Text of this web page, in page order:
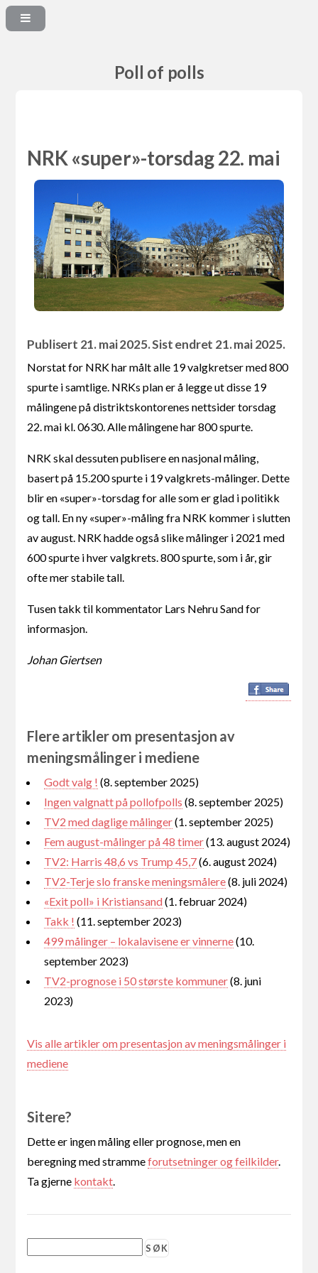
Poll of polls
NRK «super»-torsdag 22. mai
Publisert 21. mai 2025. Sist endret 21. mai 2025.
Norstat for NRK har målt alle 19 valgkretser med 800
spurte i samtlige. NRKs plan er å legge ut disse 19
målingene på distriktskontorenes nettsider torsdag
22. mai kl. 0630. Alle målingene har 800 spurte.
NRK skal dessuten publisere en nasjonal måling,
basert på 15.200 spurte i 19 valgkrets-målinger. Dette
blir en «super»-torsdag for alle som er glad i politikk
og tall. En ny «super»-måling fra NRK kommer i slutten
av august. NRK hadde også slike målinger i 2021 med
600 spurte i hver valgkrets. 800 spurte, som i år, gir
ofte mer stabile tall.
Tusen takk til kommentator Lars Nehru Sand for
informasjon.
Johan Giertsen
Flere artikler om presentasjon av
meningsmålinger i mediene
Godt valg ! (8. september 2025)
Ingen valgnatt på pollofpolls (8. september 2025)
TV2 med daglige målinger(1. september 2025)
Fem august-målinger på 48 timer(13. august 2024)
TV2: Harris 48,6 vs Trump 45,7(6. august 2024)
TV2-Terje slo franske meningsmålere(8. juli 2024)
«Exit poll» i Kristiansand(1. februar 2024)
Takk ! (11. september 2023)
499 målinger – lokalavisene er vinnerne(10.
september 2023)
TV2-prognose i 50 største kommuner(8. juni
2023)
Vis alle artikler om presentasjon av meningsmålinger i
mediene
Sitere?
Dette er ingen måling eller prognose, men en
beregning med strammeforutsetninger og feilkilder.
Ta gjerne kontakt.